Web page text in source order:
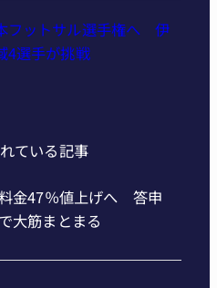
フットサル選手権へ 伊
4選手が挑戦
ている記事